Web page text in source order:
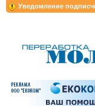
Уведомление